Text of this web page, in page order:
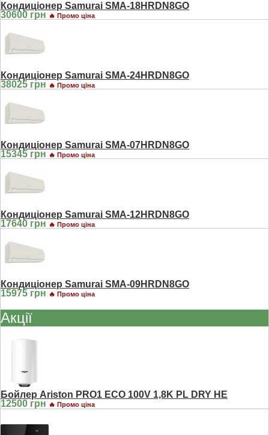
Кондиціонер Samurai SMA-18HRDN8GO
30600 грн 🔥 Промо ціна
Кондиціонер Samurai SMA-24HRDN8GO
38025 грн 🔥 Промо ціна
Кондиціонер Samurai SMA-07HRDN8GO
15345 грн 🔥 Промо ціна
Кондиціонер Samurai SMA-12HRDN8GO
17640 грн 🔥 Промо ціна
Кондиціонер Samurai SMA-09HRDN8GO
15975 грн 🔥 Промо ціна
Акції
Бойлер Ariston PRO1 ECO 100V 1,8K PL DRY HE
12500 грн 🔥 Промо ціна